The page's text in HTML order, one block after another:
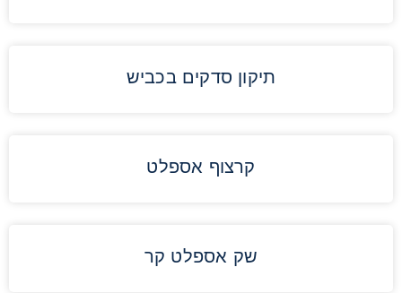
תיקון סדקים בכביש
קרצוף אספלט
שק אספלט קר